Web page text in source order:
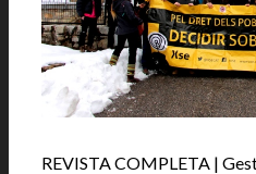
REVISTA COMPLETA |